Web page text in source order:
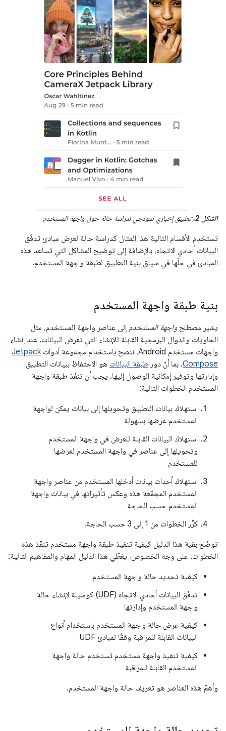
الشكل 2. تطبيق إخباري نموذجي لدراسة حالة حول واجهة المستخدم
تستخدِم الأقسام التالية هذا المثال كدراسة حالة لعرض مبادئ تدفّق
البيانات أحادي الاتجاه، بالإضافة إلى توضيح المشاكل التي تساعد هذه
المبادئ في حلّها في سياق بنية التطبيق لطبقة واجهة المستخدم.
بنية طبقة واجهة المستخدم
يشير مصطلحواجهة المستخدم إلى عناصر واجهة المستخدم، مثل
الحاويات والدوال البرمجية القابلة للإنشاء التي تعرض البيانات. عند إنشاء
واجهات مستخدم Android، ننصح باستخدام مجموعة أدوات
Jetpack
Compose. بما أنّ دور طبقة البيانات هو الاحتفاظ ببيانات التطبيق
وإدارتها وتوفير إمكانية الوصول إليها، يجب أن تنفّذ طبقة واجهة
المستخدم الخطوات التالية:
استهلاك بيانات التطبيق وتحويلها إلى بيانات يمكن لواجهة
المستخدم عرضها بسهولة
استهلاك البيانات القابلة للعرض في واجهة المستخدم
وتحويلها إلى عناصر في واجهة المستخدم لعرضها
للمستخدم
استهلاك أحداث بيانات أدخلها المستخدم من عناصر واجهة
المستخدم المجمّعة هذه وعكس تأثيراتها في بيانات واجهة
المستخدم حسب الحاجة
كرِّر الخطوات من 1 إلى 3 حسب الحاجة.
توضّح بقية هذا الدليل كيفية تنفيذ طبقة واجهة مستخدم تنفّذ هذه
الخطوات. على وجه الخصوص، يغطّي هذا الدليل المهام والمفاهيم التالية:
كيفية تحديد حالة واجهة المستخدم
تدفّق البيانات أحادي الاتجاه (UDF) كوسيلة لإنشاء حالة
واجهة المستخدم وإدارتها
كيفية عرض حالة واجهة المستخدم باستخدام أنواع
البيانات القابلة للمراقبة وفقًا لمبادئ UDF
كيفية تنفيذ واجهة مستخدم تستخدم حالة واجهة
المستخدم القابلة للمراقبة
وأهمّ هذه العناصر هو تعريف حالة واجهة المستخدم.